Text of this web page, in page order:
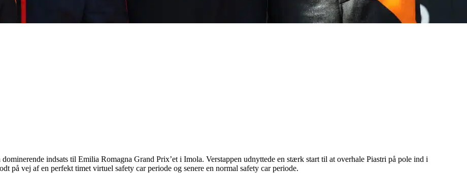
indsats til Emilia Romagna Grand Prix’et i Imola. Verstappen udnyttede en stærk start til at overhale Piastri på pole ind i
på vej af en perfekt timet virtuel safety car periode og senere en normal safety car periode.